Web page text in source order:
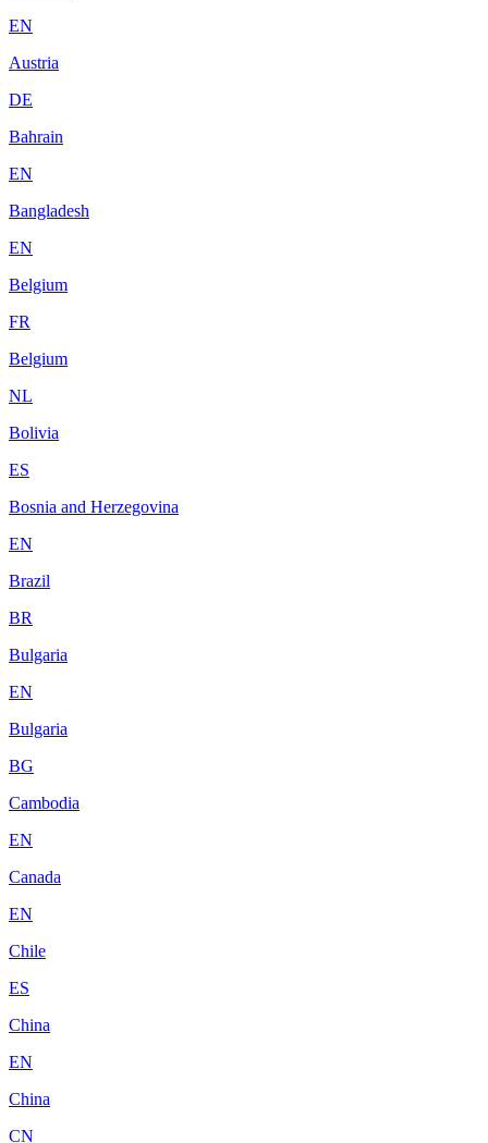
EN
Austria
DE
Bahrain
EN
Bangladesh
EN
Belgium
FR
Belgium
NL
Bolivia
ES
Bosnia and Herzegovina
EN
Brazil
BR
Bulgaria
EN
Bulgaria
BG
Cambodia
EN
Canada
EN
Chile
ES
China
EN
China
CN